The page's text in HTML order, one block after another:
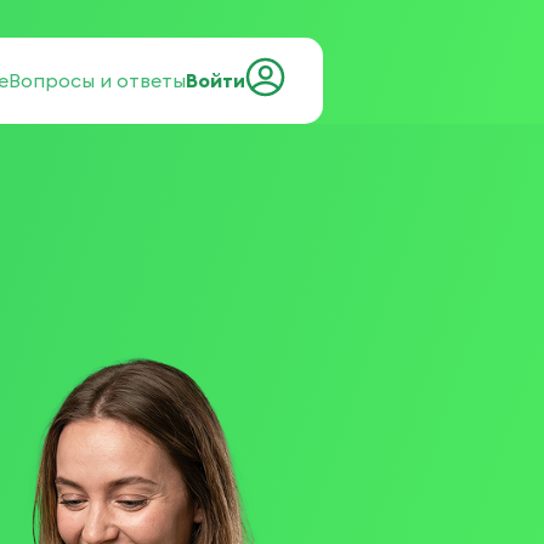
Вопросы и ответыВойти